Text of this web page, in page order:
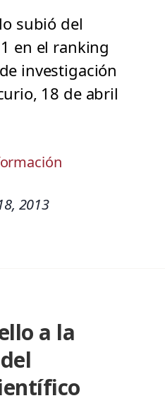
subió del
en el ranking
investigación
18 de abril
2013
a la